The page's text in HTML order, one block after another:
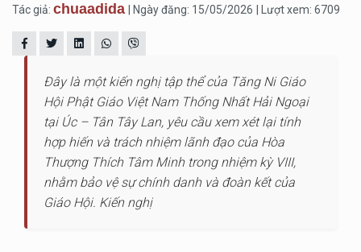
Tác giả: chuaadida | Ngày đăng: 15/05/2026 | Lượt xem: 6709
Đây là một kiến nghị tập thể của Tăng Ni Giáo
Hội Phật Giáo Việt Nam Thống Nhất Hải Ngoại
tại Úc – Tân Tây Lan, yêu cầu xem xét lại tính
hợp hiến và trách nhiệm lãnh đạo của Hòa
Thượng Thích Tâm Minh trong nhiệm kỳ VIII,
nhằm bảo vệ sự chính danh và đoàn kết của
Giáo Hội. Kiến nghị